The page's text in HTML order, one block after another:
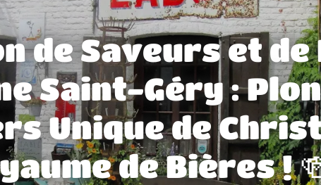
de Saveurs et de
Saint-Géry :
Unique de
de Bières !